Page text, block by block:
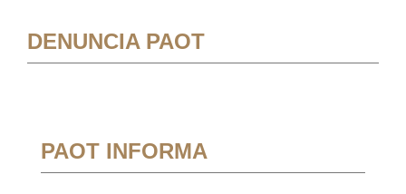
DENUNCIA PAOT
PAOT INFORMA